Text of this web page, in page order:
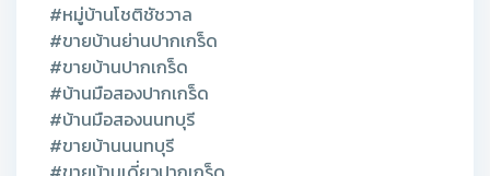
#หมู่บ้านโชติชัชวาล
#ขายบ้านย่านปากเกร็ด
#ขายบ้านปากเกร็ด
#บ้านมือสองปากเกร็ด
#บ้านมือสองนนทบุรี
#ขายบ้านนนทบุรี